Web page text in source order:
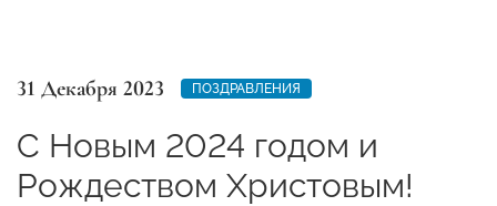
31 Декабря 2023 ПОЗДРАВЛЕНИЯ
С Новым 2024 годом и
Рождеством Христовым!